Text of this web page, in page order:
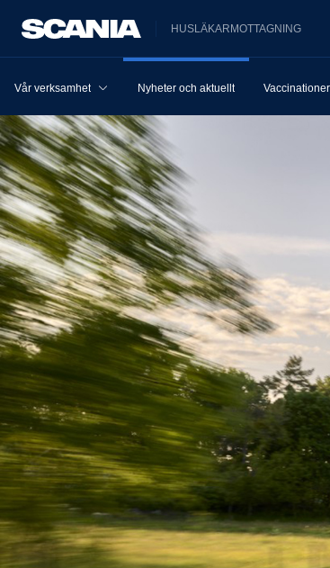
HUSLÄKARMOTTAGNING
Vår verksamhet Nyheter och aktuellt Vaccinationer